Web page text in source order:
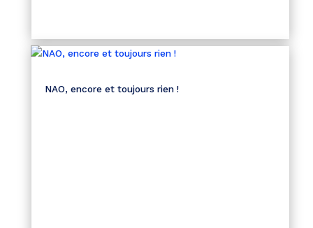
NAO, encore et toujours rien !